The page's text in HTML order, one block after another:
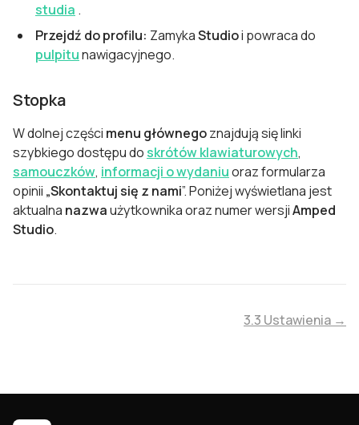
studia .
Przejdź do profilu: ZamykaStudioi powraca do
pulpitunawigacyjnego.
Stopka
W dolnej części menu głównegoznajdują się linki
szybkiego dostępu doskrótów klawiaturowych,
samouczków, informacji o wydaniuoraz formularza
opinii „Skontaktuj się z nami”. Poniżej wyświetlana jest
aktualna nazwaużytkownika oraz numer wersjiAmped
Studio.
3.3 Ustawienia →